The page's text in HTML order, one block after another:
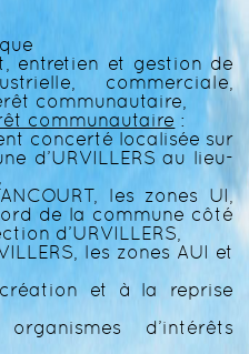
entretien et gestion de
commerciale,
communautaire,
communautaire :
concerté localisée sur
d’URVILLERS au lieu-
les zones UI,
de la commune côté
d’URVILLERS,
les zones AUI et
et à la reprise
d’intérêts